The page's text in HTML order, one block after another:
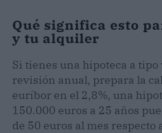
Qué significa esto
y tu alquiler
Si tienes una hipoteca a tipo
revisión anual, prepara la
euríbor en el 2,8%, una
150.000 euros a 25 años
de 50 euros al mes respecto